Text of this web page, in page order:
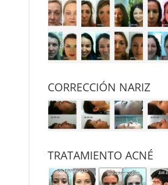
CORRECCIÓN NARIZ
TRATAMIENTO ACNÉ